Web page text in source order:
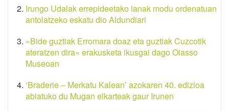
Irungo Udalak errepideetako lanak modu ordenatuan
antolatzeko eskatu dio Aldundiari
«Bide guztiak Erromara doaz eta guztiak Cuzcotik
ateratzen dira» erakusketa ikusgai dago Oiasso
Museoan
‘Braderie – Merkatu Kalean’ azokaren 40. edizioa
abiatuko du Mugan elkarteak gaur Irunen